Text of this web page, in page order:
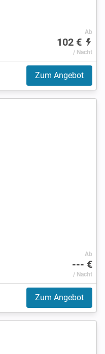
Ab
102 €
/ Nacht
Zum Angebot
Ab
--- €
/ Nacht
Zum Angebot